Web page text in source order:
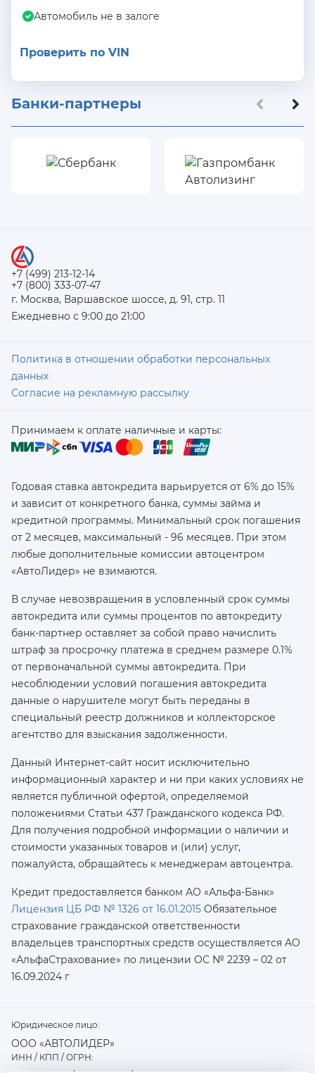
Автомобиль не в залоге
Проверить по VIN
Банки-партнеры
+7 (499) 213-12-14
+7 (800) 333-07-47
г. Москва, Варшавское шоссе, д. 91, стр. 11
Ежедневно с 9:00 до 21:00
Политика в отношении обработки персональных
данных
Согласие на рекламную рассылку
Принимаем к оплате наличные и карты:
Годовая ставка автокредита варьируется от 6% до 15%
и зависит от конкретного банка, суммы займа и
кредитной программы. Минимальный срок погашения
от 2 месяцев, максимальный - 96 месяцев. При этом
любые дополнительные комиссии автоцентром
«АвтоЛидер» не взимаются.
В случае невозвращения в условленный срок суммы
автокредита или суммы процентов по автокредиту
банк-партнер оставляет за собой право начислить
штраф за просрочку платежа в среднем размере 0.1%
от первоначальной суммы автокредита. При
несоблюдении условий погашения автокредита
данные о нарушителе могут быть переданы в
специальный реестр должников и коллекторское
агентство для взыскания задолженности.
Данный Интернет-сайт носит исключительно
информационный характер и ни при каких условиях не
является публичной офертой, определяемой
положениями Статьи 437 Гражданского кодекса РФ.
Для получения подробной информации о наличии и
стоимости указанных товаров и (или) услуг,
пожалуйста, обращайтесь к менеджерам автоцентра.
Кредит предоставляется банком АО «Альфа-Банк»
Лицензия ЦБ РФ № 1326 от 16.01.2015 Обязательное
страхование гражданской ответственности
владельцев транспортных средств осуществляется AO
«АльфаСтрахование» по лицензии ОС № 2239 – 02 от
16.09.2024 г
Юридическое лицо:
ООО «АВТОЛИДЕР»
ИНН / КПП / ОГРН: